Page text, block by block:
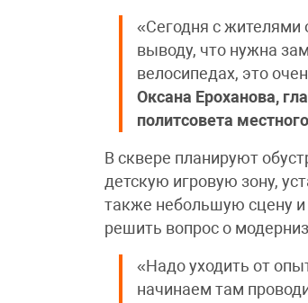
«Сегодня с жителями
выводу, что нужна
велосипедах, это
Оксана Ероханова,
политсовета
В сквере планируют
детскую игровую зону,
также небольшую сцену и
решить вопрос о
«Надо уходить от
начинаем там